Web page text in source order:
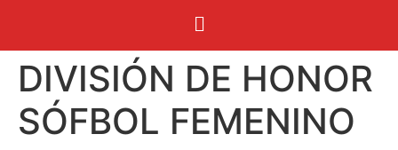
DIVISIÓN DE HONOR
SÓFBOL FEMENINO